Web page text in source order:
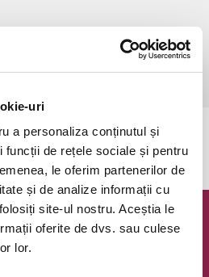
uri
a personaliza conținutul și
funcții de rețele sociale și pentru
le oferim partenerilor de
și de analize informații cu
site-ul nostru. Aceștia le
oferite de dvs. sau culese
lor.
a expirat.
@ Bilete.ro